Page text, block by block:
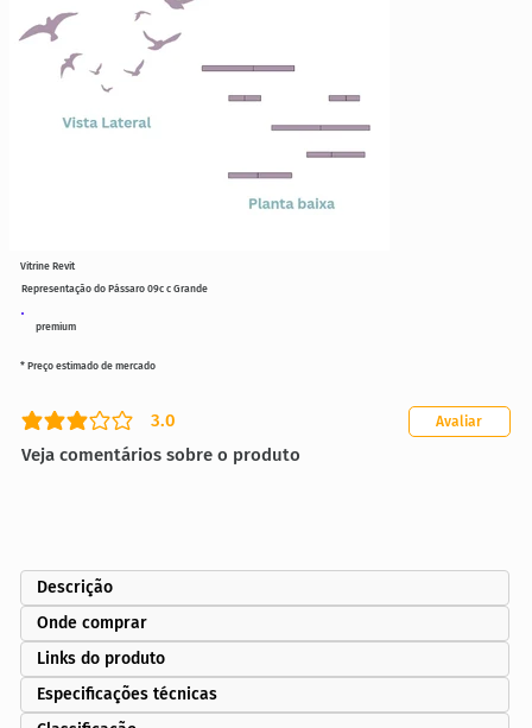
premium
Representação do Pássaro 09c c Grande
3.0
classificação média é 3 de 5
Veja comentários sobre o produto
Avaliar
* Preço estimado de mercado
Vitrine Revit
Descrição
Onde comprar
Links do produto
Especificações técnicas